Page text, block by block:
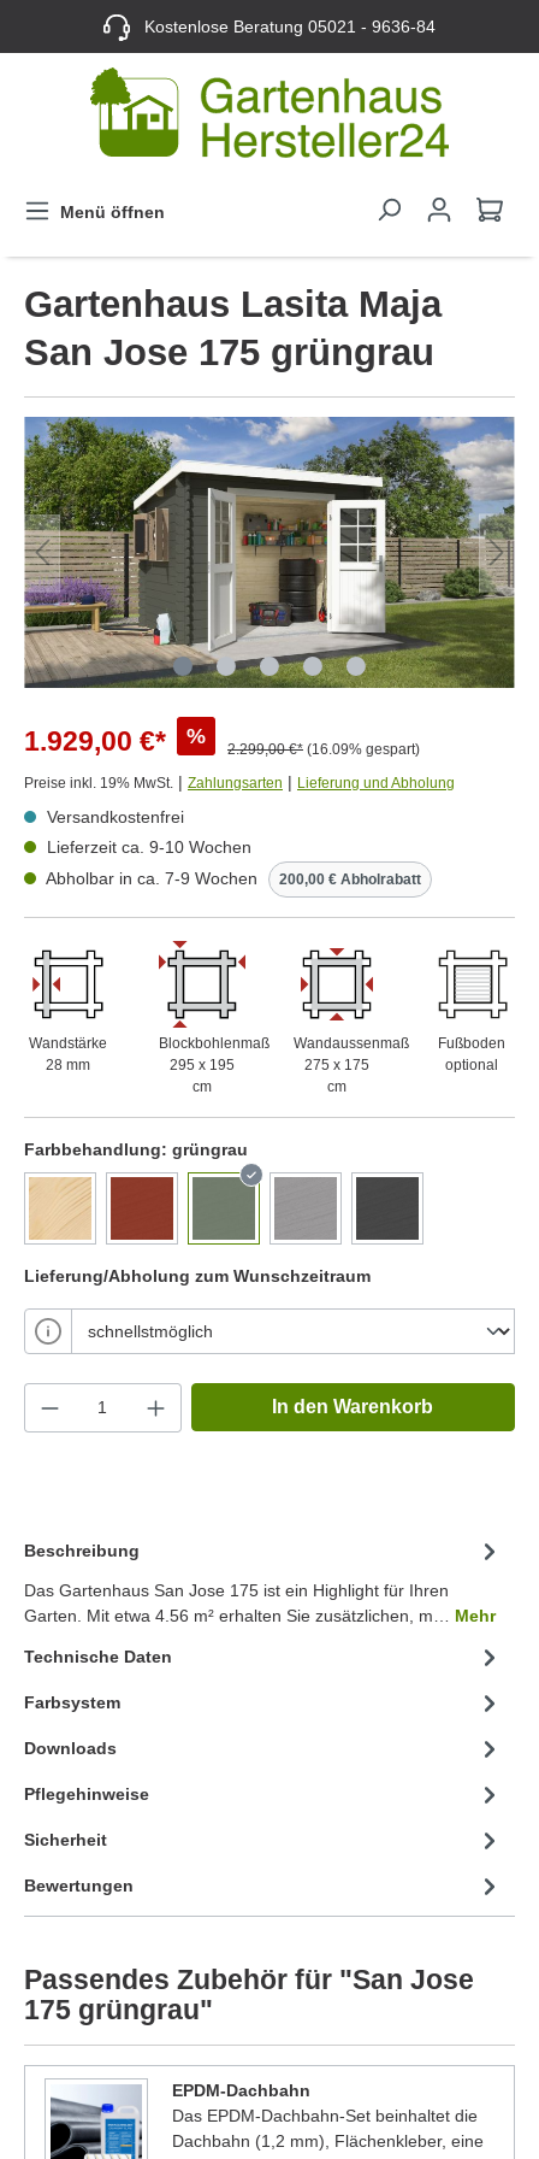
Kostenlose Beratung05021 - 9636-84
Menü öffnen
Gartenhaus Lasita Maja
San Jose 175 grüngrau
1.929,00 €* %
2.299,00 €* (16.09% gespart)
Preise inkl. 19% MwSt. | Zahlungsarten | Lieferung und Abholung
Versandkostenfrei
Lieferzeit ca. 9-10 Wochen
Abholbar in ca. 7-9 Wochen
200,00 € Abholrabatt
Wandstärke
28 mm
Blockbohlenmaß
295 x 195
cm
Wandaussenmaß
275 x 175
cm
Fußboden
optional
Farbbehandlung: grüngrau
Lieferung/Abholung zum Wunschzeitraum
In den Warenkorb
Beschreibung
Das Gartenhaus San Jose 175 ist ein Highlight für Ihren
Garten. Mit etwa 4.56 m² erhalten Sie zusätzlichen, m… Mehr
Technische Daten
Farbsystem
Downloads
Pflegehinweise
Sicherheit
Bewertungen
Passendes Zubehör für "San Jose
175 grüngrau"
EPDM-Dachbahn
Das EPDM-Dachbahn-Set beinhaltet die
Dachbahn (1,2 mm), Flächenkleber, eine